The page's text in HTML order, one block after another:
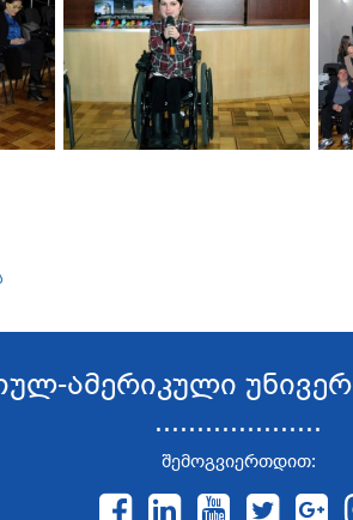
ამერიკული
....................
შემოგვიერთდით: